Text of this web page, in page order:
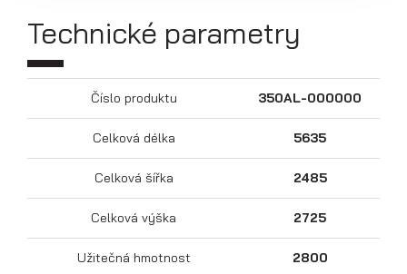
Přívěsy s koly pod ložnou plochou
(hliníkové a plechové bočnice)
Technické parametry
Číslo produktu 350AL-000000
Celková délka 5635
Celková šířka 2485
Celková výška 2725
Užitečná hmotnost 2800